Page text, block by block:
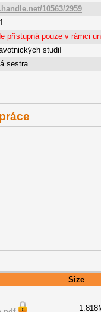
10563/2959
přístupná pouze v rámci
studií
sestra
Size